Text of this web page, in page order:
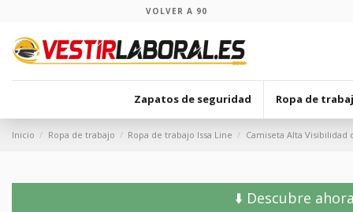
VOLVER A 90
Zapatos de seguridad Ropa de
Inicio Ropa de trabajo Ropa de trabajo Issa Line Camiseta Alta Visibilidad
⬇️ Descubre